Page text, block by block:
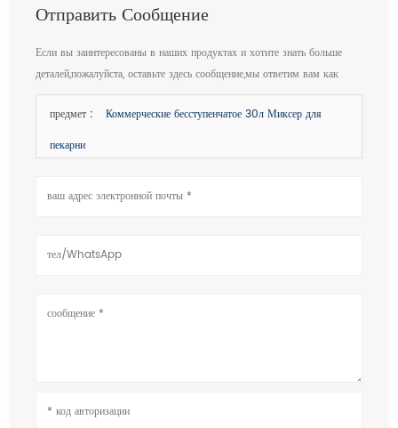
Отправить Сообщение
Если вы заинтересованы в наших продуктах и хотите знать больше
деталей,пожалуйста, оставьте здесь сообщение,мы ответим вам как
только мы можем.
предмет :
Коммерческие бесступенчатое 30л Миксер для
пекарни